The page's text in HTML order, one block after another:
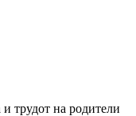
трудот на родители